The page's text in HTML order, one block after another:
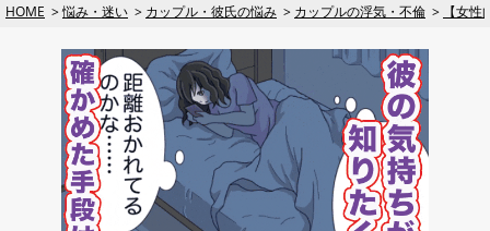
HOME 悩み・迷い カップル・彼氏の悩み カップルの浮気・不倫 【女